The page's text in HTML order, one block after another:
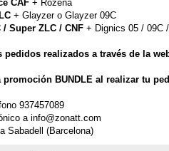
PUEDEN INTERESAR...
CAF+ Rozena
+ Glayzer o Glayzer 09C
Super ZLC / CNF + Dignics 05 / 09C
realizados a través de la
BUNDLE al realizar tu
937457089
a info@zonatt.com
Sabadell (Barcelona)